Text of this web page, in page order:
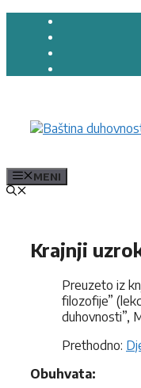
Preskoči
MENI
Krajnji
Preuzeto iz
filozofije”
duhovnosti”,
Prethodno:
Obuhvata: